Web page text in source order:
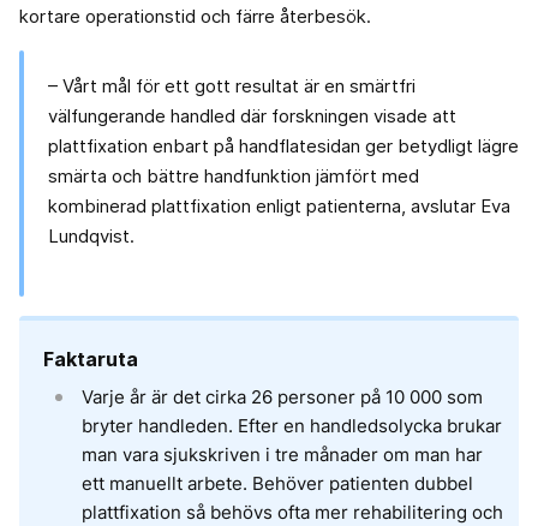
kortare operationstid och färre återbesök.
– Vårt mål för ett gott resultat är en smärtfri
välfungerande handled där forskningen visade att
plattfixation enbart på handflatesidan ger betydligt lägre
smärta och bättre handfunktion jämfört med
kombinerad plattfixation enligt patienterna, avslutar Eva
Lundqvist.
Faktaruta
Varje år är det cirka 26 personer på 10 000 som
bryter handleden. Efter en handledsolycka brukar
man vara sjukskriven i tre månader om man har
ett manuellt arbete. Behöver patienten dubbel
plattfixation så behövs ofta mer rehabilitering och